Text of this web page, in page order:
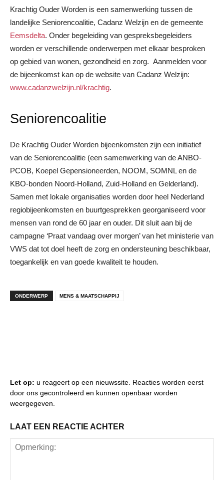
Krachtig Ouder Worden is een samenwerking tussen de
landelijke Seniorencoalitie, Cadanz Welzijn en de gemeente
Eemsdelta. Onder begeleiding van gespreksbegeleiders
worden er verschillende onderwerpen met elkaar besproken
op gebied van wonen, gezondheid en zorg. Aanmelden voor
de bijeenkomst kan op de website van Cadanz Welzijn:
www.cadanzwelzijn.nl/krachtig.
Seniorencoalitie
De Krachtig Ouder Worden bijeenkomsten zijn een initiatief
van de Seniorencoalitie (een samenwerking van de ANBO-
PCOB, Koepel Gepensioneerden, NOOM, SOMNL en de
KBO-bonden Noord-Holland, Zuid-Holland en Gelderland).
Samen met lokale organisaties worden door heel Nederland
regiobijeenkomsten en buurtgesprekken georganiseerd voor
mensen van rond de 60 jaar en ouder. Dit sluit aan bij de
campagne ‘Praat vandaag over morgen’ van het ministerie van
VWS dat tot doel heeft de zorg en ondersteuning beschikbaar,
toegankelijk en van goede kwaliteit te houden.
ONDERWERP MENS & MAATSCHAPPIJ
Let op: u reageert op een nieuwssite. Reacties worden eerst
door ons gecontroleerd en kunnen openbaar worden
weergegeven.
LAAT EEN REACTIE ACHTER